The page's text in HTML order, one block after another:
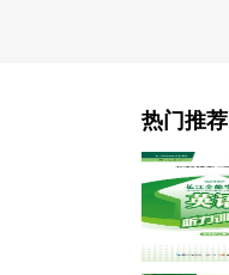
热门推荐